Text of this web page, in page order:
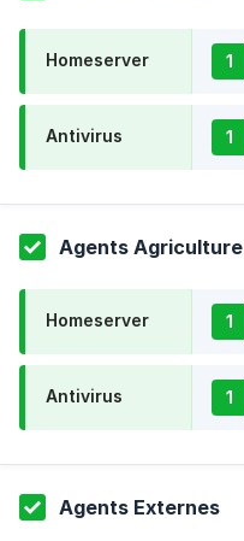
Homeserver 1
Antivirus 1
Agents Agriculture
Homeserver 1
Antivirus 1
Agents Externes